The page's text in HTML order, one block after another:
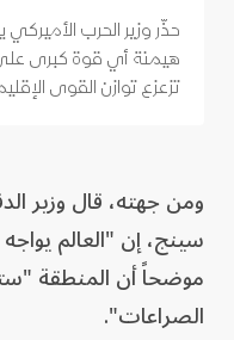
حذّر وزير الحرب
هيمنة أي قوة كبرى
تزعزع توازن القوى
ومن جهته، قال وزير
سينج، إن "العالم
موضحاً أن المنطقة
الصراعات".